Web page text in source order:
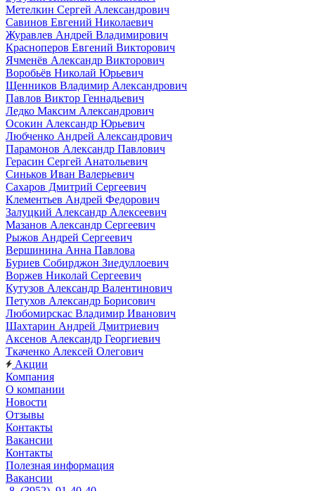
Метелкин Сергей Александрович
Савинов Евгений Николаевич
Журавлев Андрей Владимирович
Красноперов Евгений Викторович
Ячменёв Александр Викторович
Воробьёв Николай Юрьевич
Щенников Владимир Александрович
Павлов Виктор Геннадьевич
Ледко Максим Александрович
Осокин Александр Юрьевич
Любченко Андрей Александрович
Парамонов Александр Павлович
Герасин Сергей Анатольевич
Синьков Иван Валерьевич
Сахаров Дмитрий Сергеевич
Клементьев Андрей Федорович
Залуцкий Александр Алексеевич
Мазанов Александр Сергеевич
Рыжов Андрей Сергеевич
Вершинина Анна Павлова
Буриев Собирджон Зиедуллоевич
Воржев Николай Сергеевич
Кутузов Александр Валентинович
Петухов Александр Борисович
Любомирскас Владимир Иванович
Шахтарин Андрей Дмитриевич
Аксенов Александр Георгиевич
Ткаченко Алексей Олегович
Акции
Компания
О компании
Новости
Отзывы
Контакты
Вакансии
Контакты
Полезная информация
Вакансии